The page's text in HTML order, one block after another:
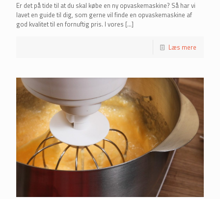
Er det på tide til at du skal købe en ny opvaskemaskine? Så har vi
lavet en guide til dig, som gerne vil finde en opvaskemaskine af
god kvalitet til en fornuftig pris. I vores […]
Læs mere